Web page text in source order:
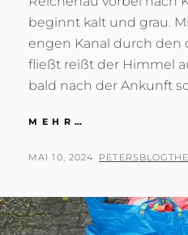
beginnt kalt und grau.
engen Kanal durch den
fließt reißt der Himmel
bald nach der Ankunft
MEHR…
IN
POSTED
MAI 10, 2024 BY